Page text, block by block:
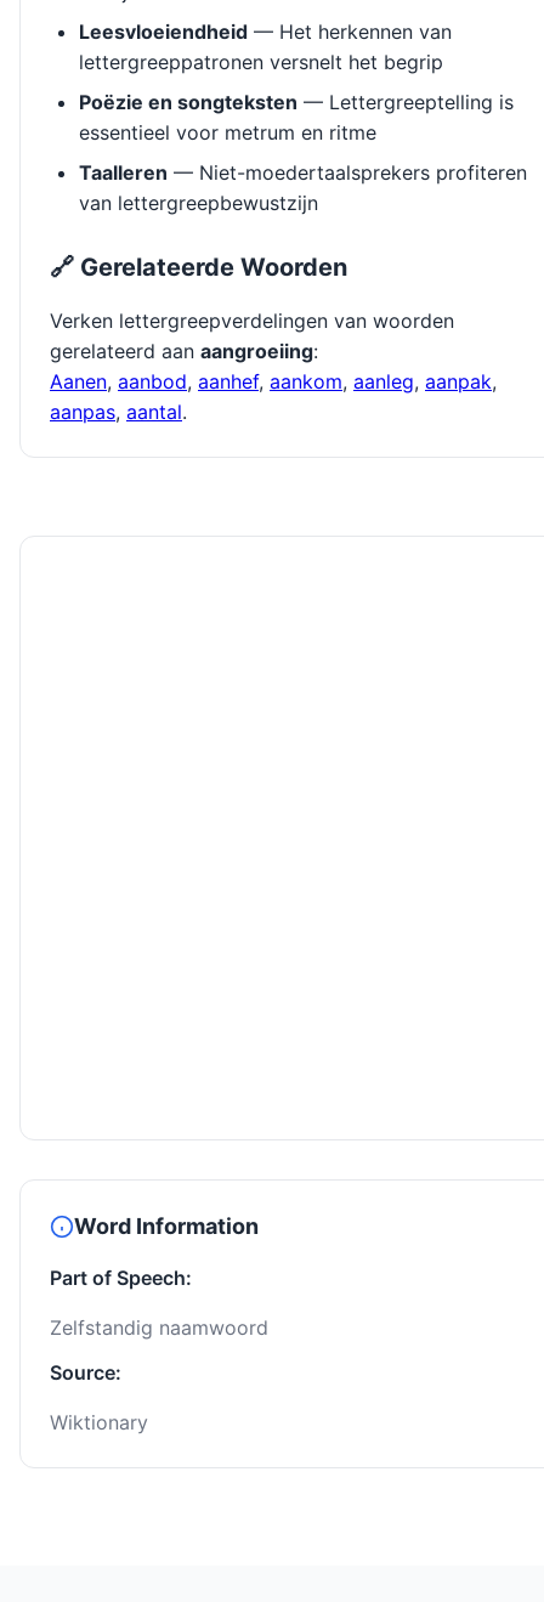
Leesvloeiendheid — Het herkennen van
lettergreeppatronen versnelt het begrip
Poëzie en songteksten — Lettergreeptelling is
essentieel voor metrum en ritme
Taalleren — Niet-moedertaalsprekers profiteren
van lettergreepbewustzijn
🔗 Gerelateerde Woorden
Verken lettergreepverdelingen van woorden
gerelateerd aan aangroeiing:
Aanen, aanbod, aanhef, aankom, aanleg, aanpak,
aanpas, aantal.
Word Information
Part of Speech:
Zelfstandig naamwoord
Source:
Wiktionary